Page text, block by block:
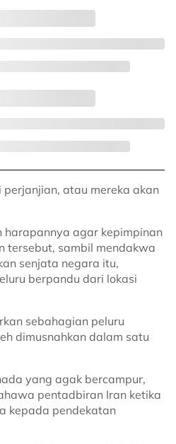
perjanjian, atau mereka akan
harapannya agar kepimpinan
tersebut, sambil mendakwa
senjata negara itu,
berpandu dari lokasi
sebahagian peluru
dimusnahkan dalam satu
yang agak bercampur,
pentadbiran Iran ketika
kepada pendekatan